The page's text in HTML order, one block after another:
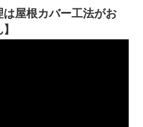
屋根カバー工法がお